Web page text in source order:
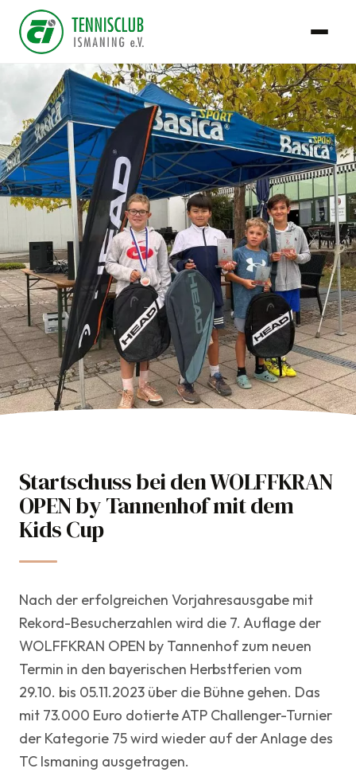
11. Oktober 2023
Jugend & Kids
Startschuss bei den WOLFFKRAN
OPEN by Tannenhof mit dem
Kids Cup
Nach der erfolgreichen Vorjahresausgabe mit
Rekord-Besucherzahlen wird die 7. Auflage der
WOLFFKRAN OPEN by Tannenhof zum neuen
Termin in den bayerischen Herbstferien vom
29.10. bis 05.11.2023 über die Bühne gehen. Das
mit 73.000 Euro dotierte ATP Challenger-Turnier
der Kategorie 75 wird wieder auf der Anlage des
TC Ismaning ausgetragen.